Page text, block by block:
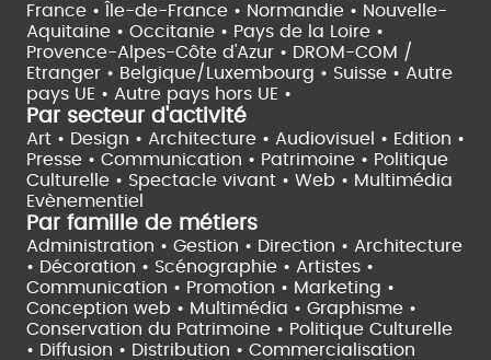
France •
Île-de-France • Normandie • Nouvelle-
Aquitaine • Occitanie • Pays de la Loire •
Provence-Alpes-Côte d'Azur • DROM-COM /
Etranger • Belgique/Luxembourg • Suisse • Autre
pays UE • Autre pays hors UE •
Par secteur d'activité
Art • Design • Architecture • Audiovisuel • Edition •
Presse • Communication • Patrimoine • Politique
Culturelle • Spectacle vivant • Web • Multimédia
Evènementiel
Par famille de métiers
Administration • Gestion • Direction • Architecture
• Décoration • Scénographie • Artistes •
Communication • Promotion • Marketing •
Conception web • Multimédia • Graphisme •
Conservation du Patrimoine • Politique Culturelle
• Diffusion • Distribution • Commercialisation